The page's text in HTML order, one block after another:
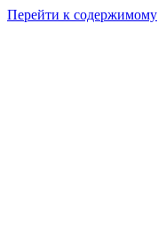
Перейти к содержимому